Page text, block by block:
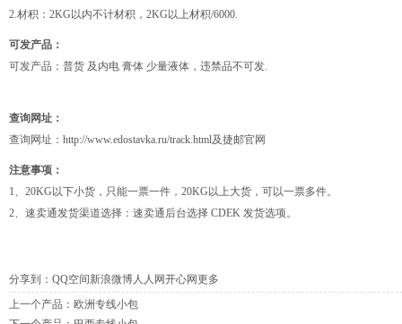
2.材积：2KG以内不计材积，2KG以上材积/6000.
可发产品：
可发产品：普货 及内电 膏体 少量液体，违禁品不可发.
查询网址：
查询网址： http://www.edostavka.ru/track.html及捷邮官网
注意事项：
1、20KG以下小货，只能一票一件，20KG以上大货，可以一票多件。
2、速卖通发货渠道选择：速卖通后台选择 CDEK 发货选项。
分享到： QQ空间新浪微博 人人网开心网更多
上一个产品： 欧洲专线小包